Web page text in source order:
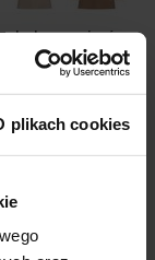
plikach cookies
rozmiarów
S.